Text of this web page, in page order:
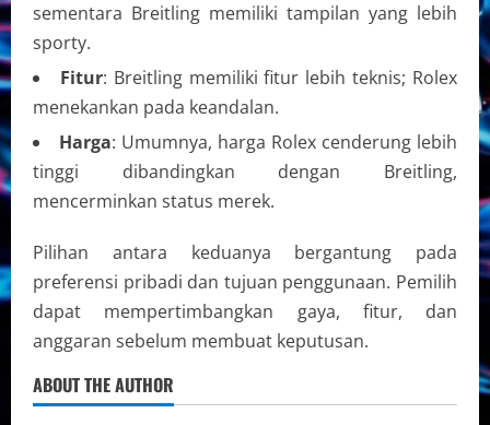
sementara Breitling memiliki tampilan yang lebih
sporty.
Fitur: Breitling memiliki fitur lebih teknis; Rolex
menekankan pada keandalan.
Harga: Umumnya, harga Rolex cenderung lebih
tinggi dibandingkan dengan Breitling,
mencerminkan status merek.
Pilihan antara keduanya bergantung pada
preferensi pribadi dan tujuan penggunaan. Pemilih
dapat mempertimbangkan gaya, fitur, dan
anggaran sebelum membuat keputusan.
ABOUT THE AUTHOR